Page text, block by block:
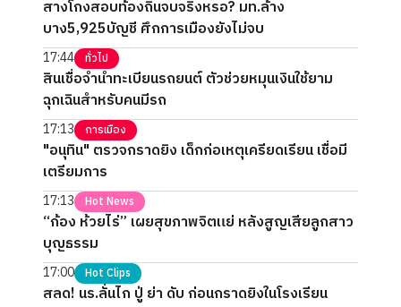
สางโกงสอบท้องถิ่นจบจริงหรอ? มท.ล้าง
บาง5,925บัญชี ศึกการเมืองยังไม่จบ
17:44 ทั่วไป
สินเชื่อจำนำทะเบียนรถยนต์ ตัวช่วยหมุนเงินใช้ยาม
ฉุกเฉินสำหรับคนมีรถ
17:13 การเมือง
"อนุทิน" ตรวจกราดยิง เด็กก่อเหตุเครียดเรียน เชื่อมี
เตรียมการ
17:13 Hot News
“ก้อง ห้วยไร่” เผยสุขภาพจิตแย่ หลังสูญเสียลูกสาว
บุญธรรม
17:00 Hot Clips
สลด! นร.ลั่นไก ปู่ ย่า ดับ ก่อนกราดยิงในโรงเรียน